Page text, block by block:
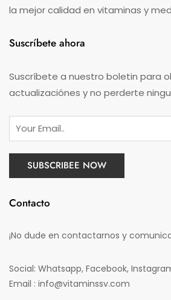
la mejor calidad en vitaminas y
Suscríbete ahora
Suscríbete a nuestro boletin para
actualizaciónes y no perderte
Contacto
¡No dude en contactarnos y
Social: Whatsapp, Facebook,
Email : info@vitaminssv.com